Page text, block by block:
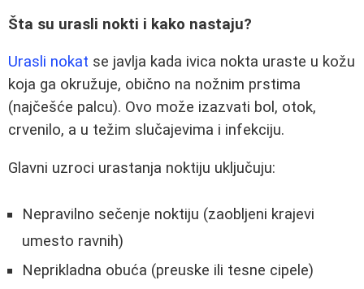
Šta su urasli nokti i kako nastaju?
Urasli nokat se javlja kada ivica nokta uraste u kožu
koja ga okružuje, obično na nožnim prstima
(najčešće palcu). Ovo može izazvati bol, otok,
crvenilo, a u težim slučajevima i infekciju.
Glavni uzroci urastanja noktiju uključuju:
Nepravilno sečenje noktiju (zaobljeni krajevi
umesto ravnih)
Neprikladna obuća (preuske ili tesne cipele)